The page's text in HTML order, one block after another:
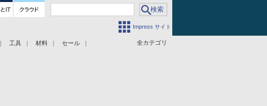
Impress サイト
全カテゴリ
工具 材料 セール